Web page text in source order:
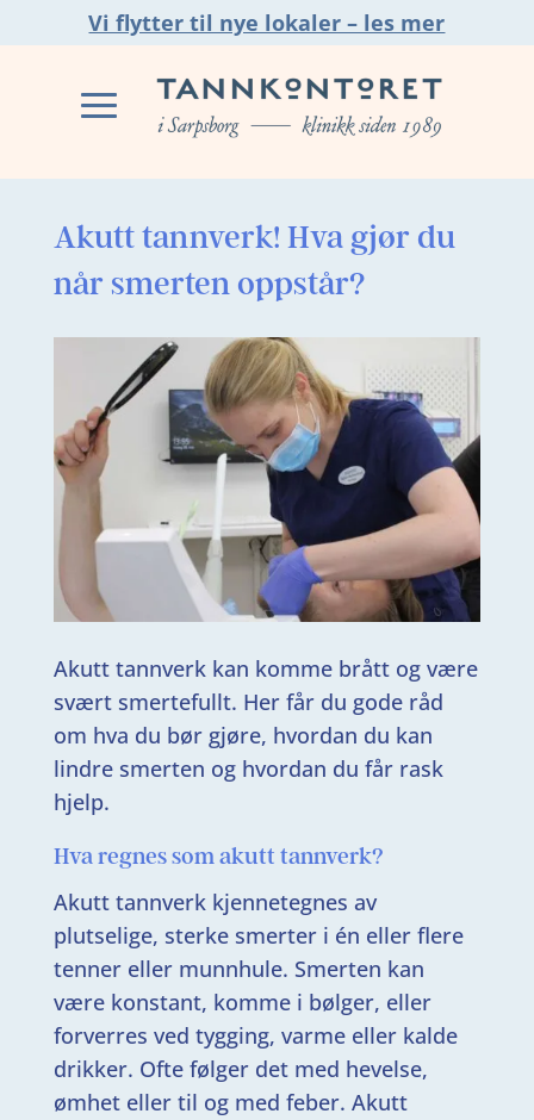
Vi flytter til nye lokaler – les mer
Akutt tannverk! Hva gjør du
når smerten oppstår?
Akutt tannverk kan komme brått og være
svært smertefullt. Her får du gode råd
om hva du bør gjøre, hvordan du kan
lindre smerten og hvordan du får rask
hjelp.
Hva regnes som akutt tannverk?
Akutt tannverk kjennetegnes av
plutselige, sterke smerter i én eller flere
tenner eller munnhule. Smerten kan
være konstant, komme i bølger, eller
forverres ved tygging, varme eller kalde
drikker. Ofte følger det med hevelse,
ømhet eller til og med feber. Akutt